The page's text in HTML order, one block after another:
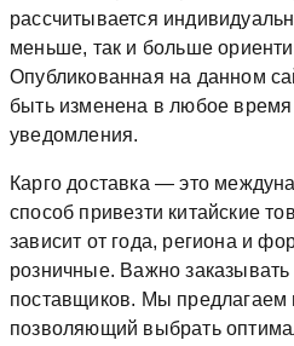
рассчитывается
меньше, так и больше
Опубликованная на данном
быть изменена в любое время
уведомления.
Карго доставка — это
способ привезти китайские
зависит от года, региона и
розничные. Важно
поставщиков. Мы предлагаем
позволяющий выбрать